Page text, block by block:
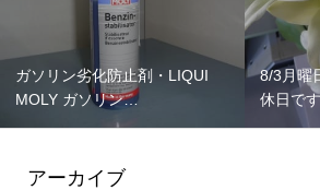
ガソリン劣化防止剤・LIQUI
MOLY ガソリン…
8/3月曜
休日です
アーカイブ